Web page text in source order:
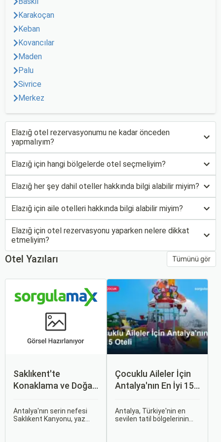
Karakoçan
Keban
Kovancılar
Maden
Palu
Sivrice
Merkez
Elazığ otel rezervasyonumu ne kadar önceden
yapmalıyım?
Elazığ için hangi bölgelerde otel seçmeliyim?
Elazığ her şey dahil oteller hakkında bilgi alabilir miyim?
Elazığ için aile otelleri hakkında bilgi alabilir miyim?
Elazığ için otel rezervasyonu yaparken nelere dikkat
etmeliyim?
Otel Yazıları Tümünü gör
Saklıkent'te
Konaklama ve Doğa
Antalya'nın serin nefesi
Saklıkent Kanyonu, yaz
Çocuklu Aileler İçin
Antalya'nın En İyi 15
Antalya, Türkiye'nin en
sevilen tatil bölgelerinin